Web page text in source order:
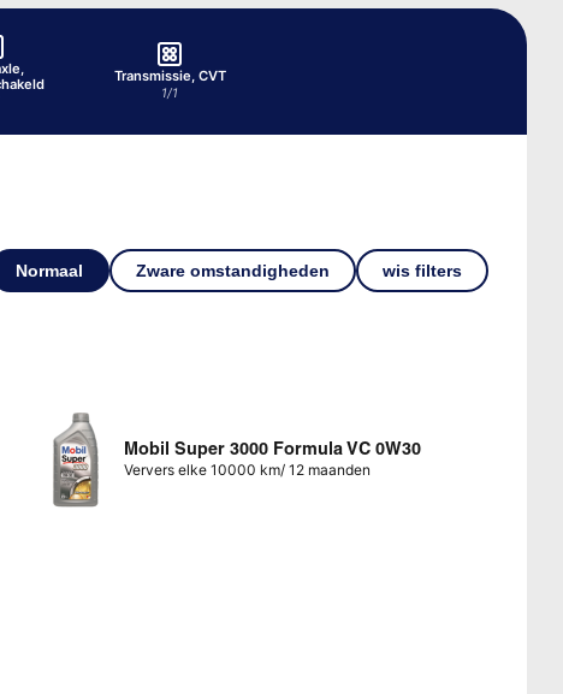
Transmissie, CVT
1/1
Normaal Zware omstandigheden wis filters
Mobil Super 3000 Formula VC 0W30
Ververs elke 10000 km/ 12 maanden